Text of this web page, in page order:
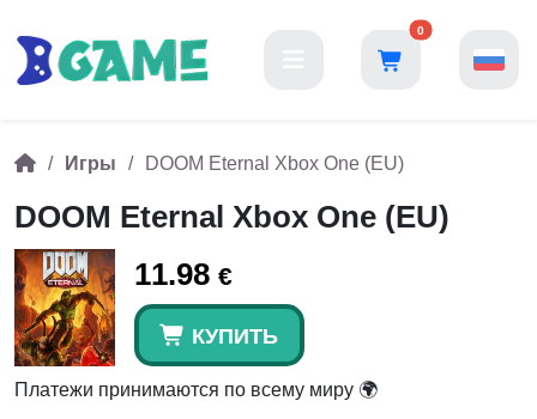
0
Игры DOOM Eternal Xbox One (EU)
DOOM Eternal Xbox One (EU)
11.98 €
КУПИТЬ
Платежи принимаются по всему миру 🌍